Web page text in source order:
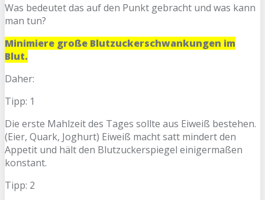
Was bedeutet das auf den Punkt gebracht und was kann
man tun?
Minimiere große Blutzuckerschwankungen im
Blut.
Daher:
Tipp: 1
Die erste Mahlzeit des Tages sollte aus Eiweiß bestehen.
(Eier, Quark, Joghurt) Eiweiß macht satt mindert den
Appetit und hält den Blutzuckerspiegel einigermaßen
konstant.
Tipp: 2